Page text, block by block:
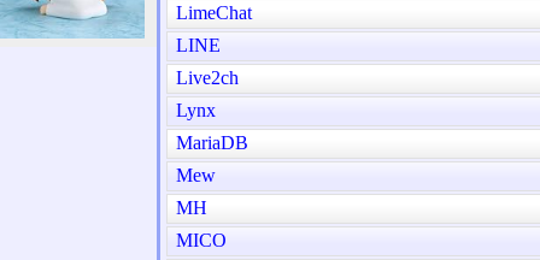
LimeChat
LINE
Live2ch
Lynx
MariaDB
Mew
MH
MICO